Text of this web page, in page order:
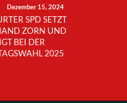
Dezember 15, 2024
SPD SETZT
ZORN UND
BEI DER
2025